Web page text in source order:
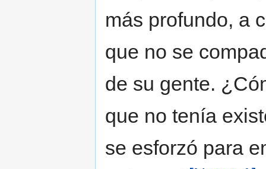
más profundo, a
que no se
de su gente.
que no tenía
se esforzó para